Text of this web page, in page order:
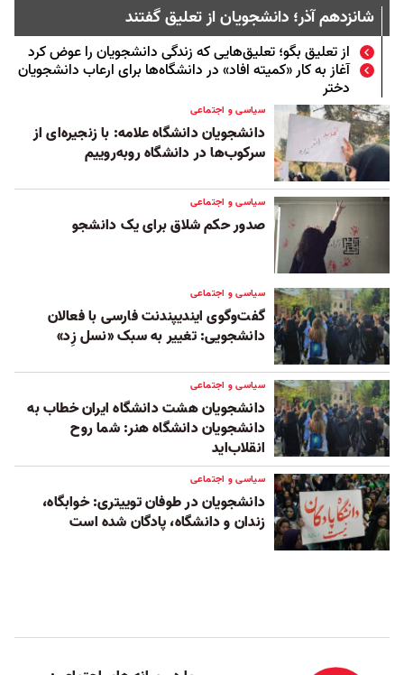
شانزدهم آذر؛ دانشجویان از تعلیق گفتند
از تعلیق بگو؛ تعلیق‌هایی که زندگی دانشجویان را عوض کرد
آغاز به کار «کمیته افاد» در دانشگاه‌‌ها برای ارعاب دانشجویان
دختر
سیاسی و اجتماعی
دانشجویان دانشگاه علامه: با زنجیره‌ای از
سرکوب‌ها در دانشگاه روبه‌روییم
سیاسی و اجتماعی
صدور حکم شلاق برای یک دانشجو
سیاسی و اجتماعی
گفت‌وگوی ایندیپندنت فارسی با فعالان
دانشجویی: تغییر به سبک «نسل زِد»
سیاسی و اجتماعی
دانشجویان هشت دانشگاه ایران خطاب به
دانشجویان دانشگاه هنر: شما روح
انقلاب‌اید
سیاسی و اجتماعی
دانشجویان در طوفان توییتری: خوابگاه،
زندان و دانشگاه، پادگان شده است